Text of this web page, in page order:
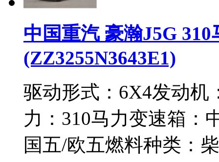
中国重汽 豪瀚J5G
(ZZ3255N3643E1)
驱动形式： 6X4发动机
力： 310马力变速箱：
国五/欧五燃料种类：